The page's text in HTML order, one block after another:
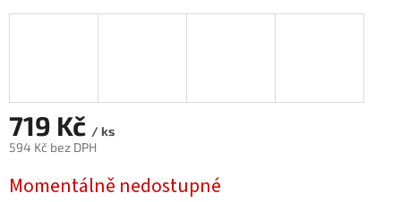
719 Kč / ks
594 Kč bez DPH
cena:
Momentálně nedostupné